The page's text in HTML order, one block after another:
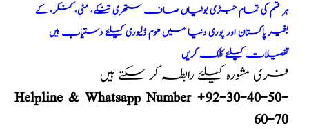
ہر قسم کی تمام جڑی بوٹیاں صاف ستھری تنکے، مٹی، کنکر، کے
بغیر پاکستان اور پوری دنیا میں ھوم ڈلیوری کیلئے دستیاب ہیں
تفصیلات کیلئے کلک کریں
فری مشورہ کیلئے رابطہ کر سکتے ہیں
Helpline & Whatsapp Number +92-30-40-50-
60-70